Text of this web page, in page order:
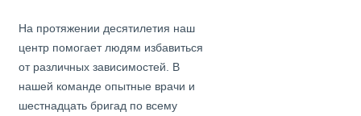
На протяжении десятилетия наш
центр помогает людям избавиться
от различных зависимостей. В
нашей команде опытные врачи и
шестнадцать бригад по всему